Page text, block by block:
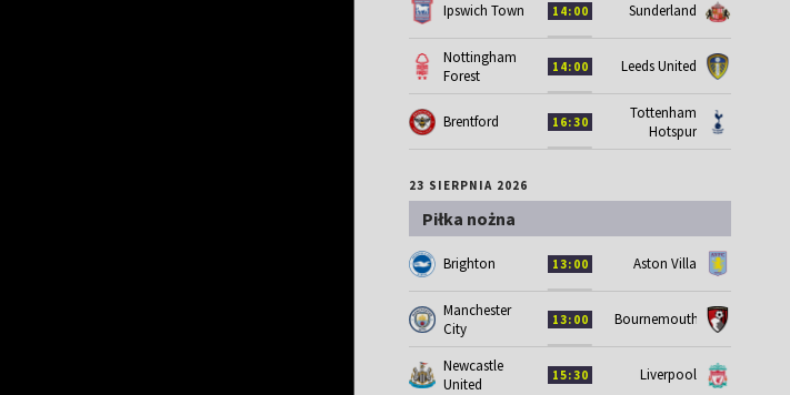
Ipswich Town 14:00 Sunderland
Nottingham
Forest
14:00 Leeds United
Brentford 16:30
Tottenham
Hotspur
23 SIERPNIA 2026
Piłka nożna
Brighton 13:00 Aston Villa
Manchester
City
13:00 Bournemouth
Newcastle
United
15:30 Liverpool